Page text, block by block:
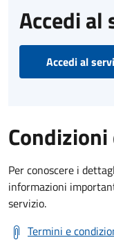
Accedi al
Accedi al
Per conoscere i
informazioni
servizio.
Termini e